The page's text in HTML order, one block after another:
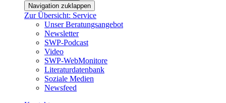
Navigation zuklappen
Zur Übersicht: Service
Unser Beratungsangebot
Newsletter
SWP-Podcast
Video
SWP-WebMonitore
Literaturdatenbank
Soziale Medien
Newsfeed